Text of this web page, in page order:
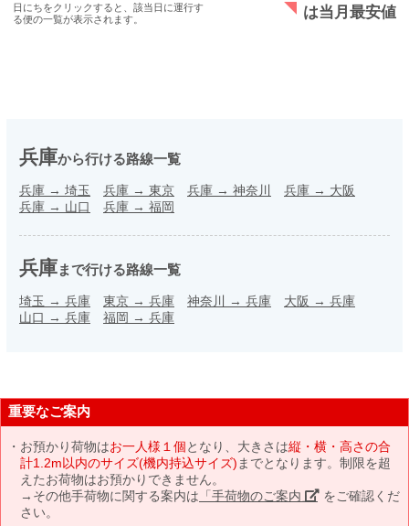
日にちをクリックすると、該当日に運行す
る便の一覧が表示されます。
は当月最安値
兵庫から行ける路線一覧
兵庫 → 埼玉 兵庫 → 東京 兵庫 → 神奈川 兵庫 → 大阪
兵庫 → 山口 兵庫 → 福岡
兵庫まで行ける路線一覧
埼玉 → 兵庫 東京 → 兵庫 神奈川 → 兵庫 大阪 → 兵庫
山口 → 兵庫 福岡 → 兵庫
重要なご案内
お預かり荷物はお一人様１個となり、大きさは縦・横・高さの合
計1.2m以内のサイズ(機内持込サイズ) までとなります。制限を超
えたお荷物はお預かりできません。
→その他手荷物に関する案内は 「手荷物のご案内」 をご確認くだ
さい。